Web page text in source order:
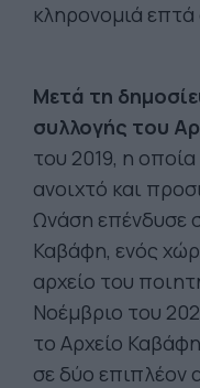
κληρονομιά
Μετά τη
συλλογής του
του 2019, η
ανοιχτό και
Ωνάση επένδυσε
Καβάφη, ενός
αρχείο του
Νοέμβριο του
το Αρχείο
σε δύο επιπλέον